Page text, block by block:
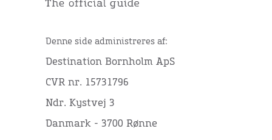
Denne side administreres af:
Destination Bornholm ApS
CVR nr. 15731796
Ndr. Kystvej 3
Danmark - 3700 Rønne